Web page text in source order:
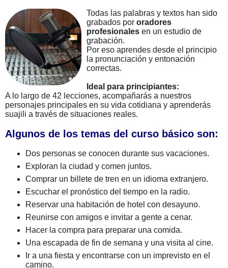
Todas las palabras y textos han sido
grabados por oradores
profesionales en un estudio de
grabación.
Por eso aprendes desde el principio
la pronunciación y entonación
correctas.
Ideal para principiantes:
A lo largo de 42 lecciones, acompañarás a nuestros
personajes principales en su vida cotidiana y aprenderás
suajili a través de situaciones reales.
Algunos de los temas del curso básico son:
Dos personas se conocen durante sus vacaciones.
Exploran la ciudad y comen juntos.
Comprar un billete de tren en un idioma extranjero.
Escuchar el pronóstico del tiempo en la radio.
Reservar una habitación de hotel con desayuno.
Reunirse con amigos e invitar a gente a cenar.
Hacer la compra para preparar una comida.
Una escapada de fin de semana y una visita al cine.
Ir a una fiesta y encontrarse con un imprevisto en el
camino.